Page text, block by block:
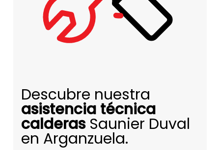
Descubre nuestra
asistencia técnica
calderasSaunier Duval
en Arganzuela.